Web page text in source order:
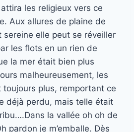
les religieux vers ce
Aux allures de plaine de
sereine elle peut se réveiller
les flots en un rien de
la mer était bien plus
malheureusement, les
toujours plus, remportant ce
déjà perdu, mais telle était
la vallée oh oh de
pardon je m’emballe. Dès